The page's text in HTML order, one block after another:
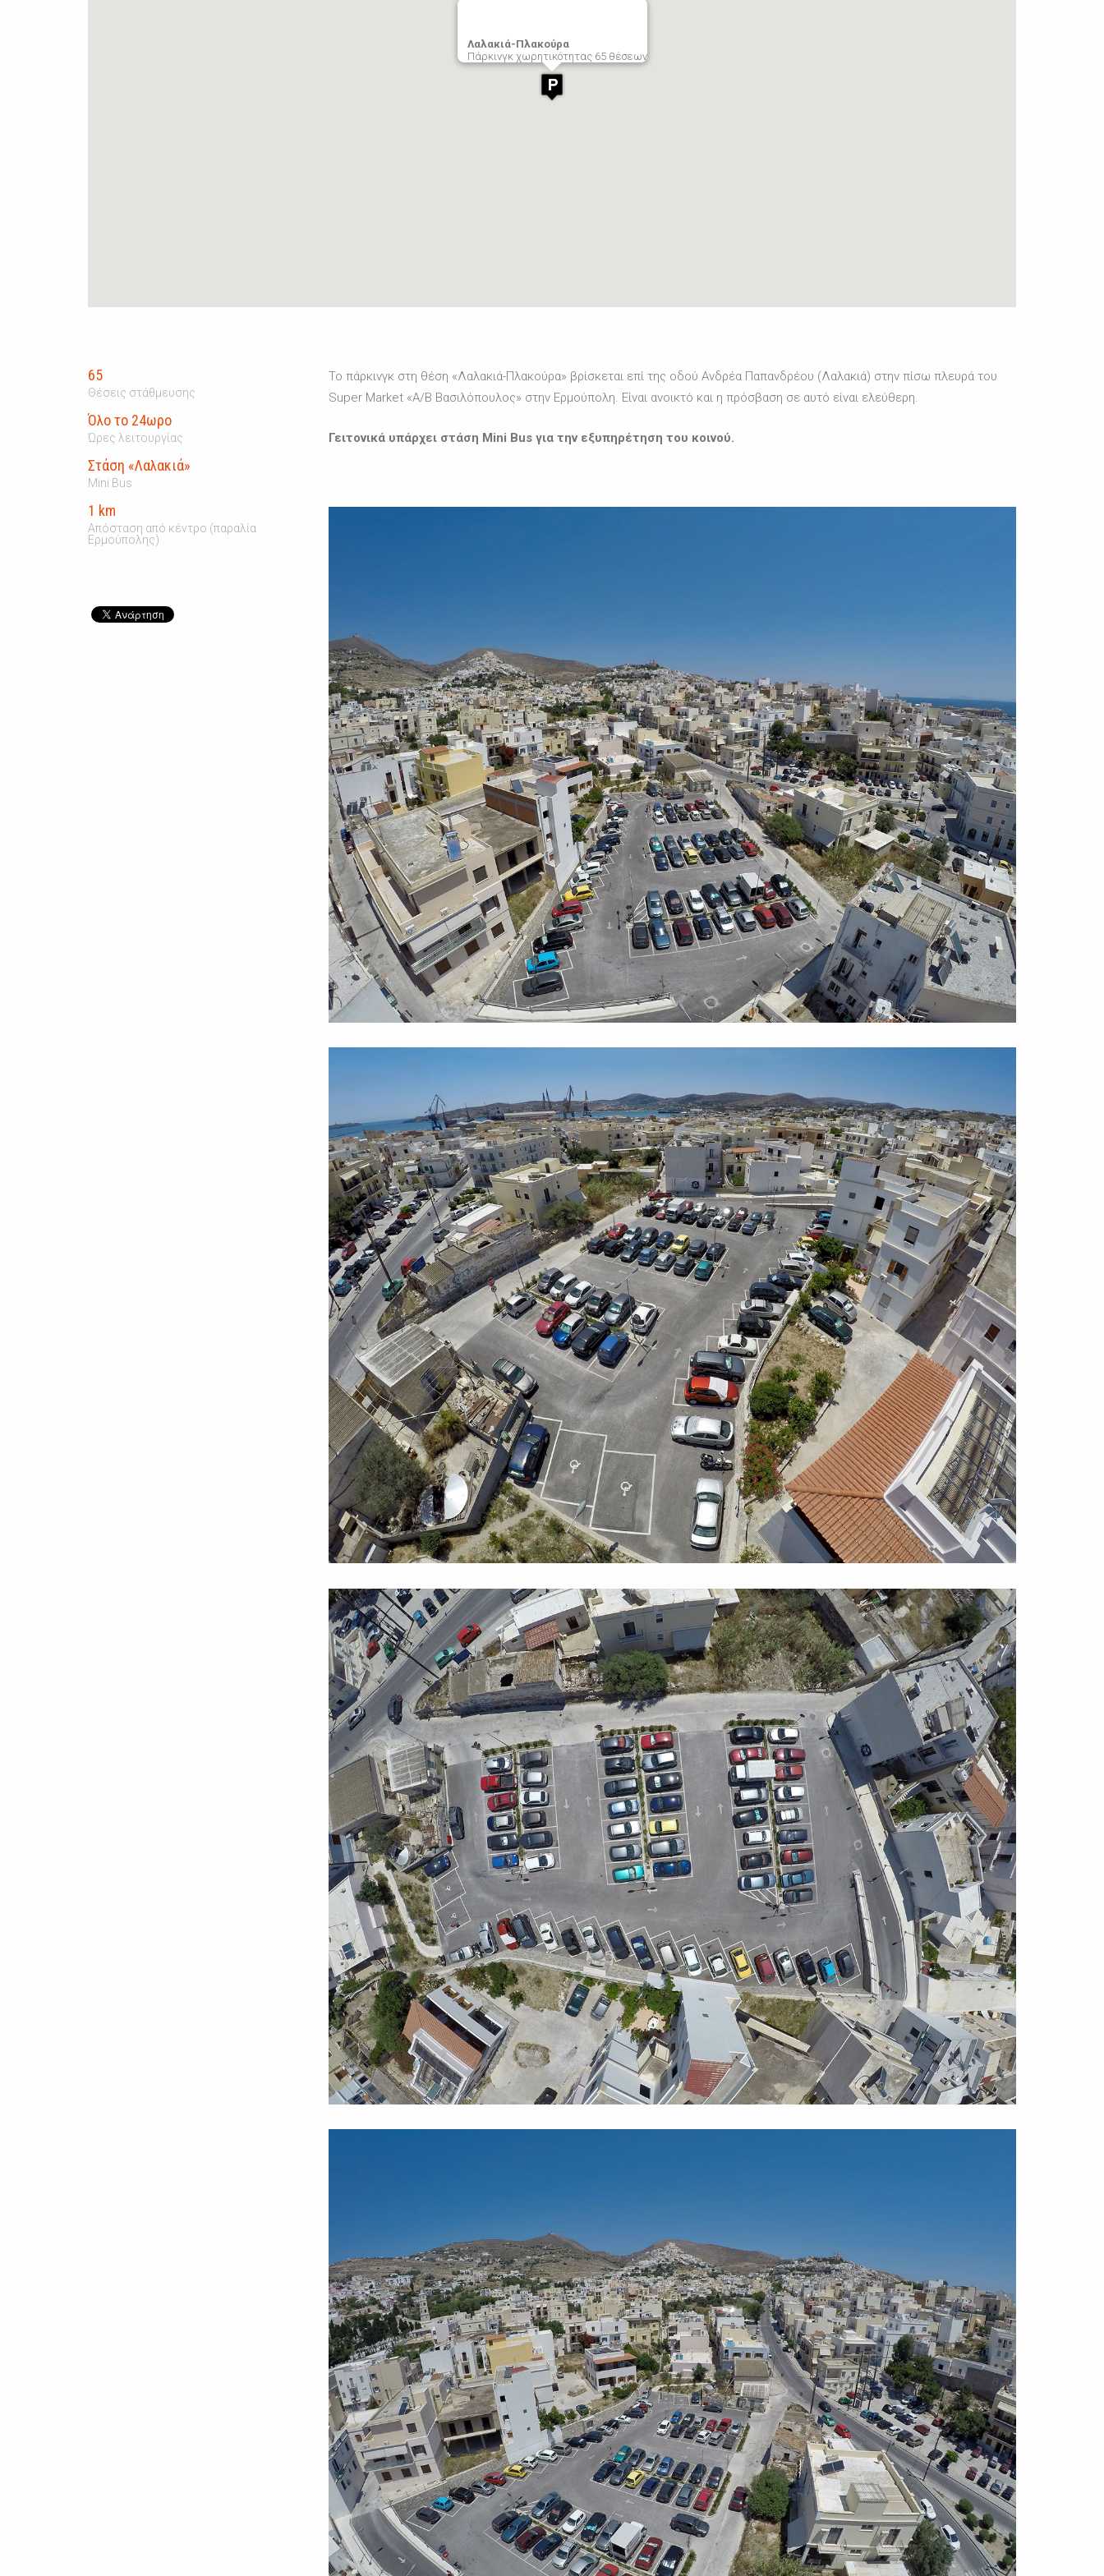
Λαλακιά-Πλακούρα
Πάρκινγκ χωρητικότητας 65 θέσεων
65
Θέσεις στάθμευσης
Όλο το 24ωρο
Ώρες λειτουργίας
Στάση «Λαλακιά»
Mini Bus
1 km
Απόσταση από κέντρο (παραλία
Ερμούπολης)
Το πάρκινγκ στη θέση «Λαλακιά-Πλακούρα» βρίσκεται επί της οδού Ανδρέα Παπανδρέου (Λαλακιά) στην πίσω πλευρά του
Super Market «Α/Β Βασιλόπουλος» στην Ερμούπολη. Είναι ανοικτό και η πρόσβαση σε αυτό είναι ελεύθερη.
Γειτονικά υπάρχει στάση Mini Bus για την εξυπηρέτηση του κοινού.